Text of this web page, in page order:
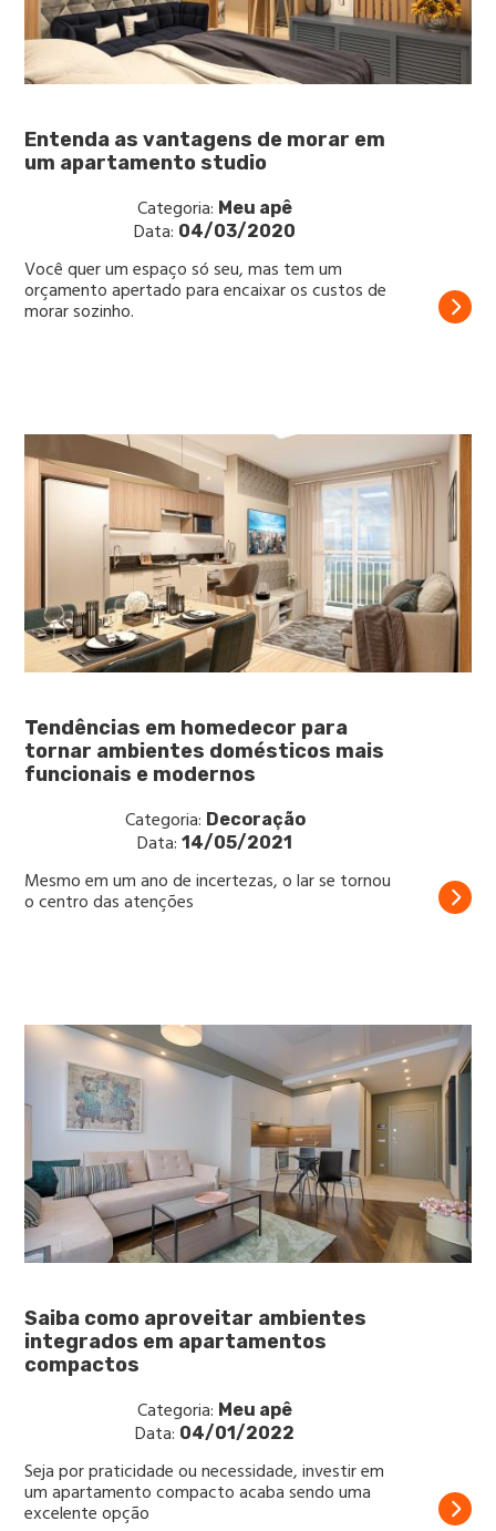
Entenda as vantagens de morar em
um apartamento studio
Categoria: Meu apê
Data: 04/03/2020
Você quer um espaço só seu, mas tem um
orçamento apertado para encaixar os custos de
morar sozinho.
Tendências em homedecor para
tornar ambientes domésticos mais
funcionais e modernos
Categoria: Decoração
Data: 14/05/2021
Mesmo em um ano de incertezas, o lar se tornou
o centro das atenções
Saiba como aproveitar ambientes
integrados em apartamentos
compactos
Categoria: Meu apê
Data: 04/01/2022
Seja por praticidade ou necessidade, investir em
um apartamento compacto acaba sendo uma
excelente opção